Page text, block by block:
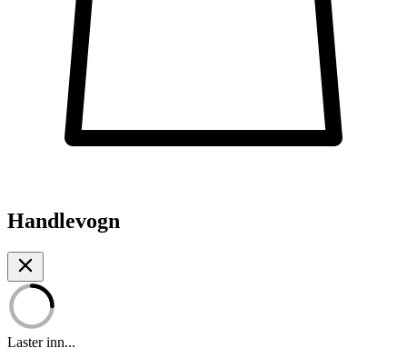
Handlevogn
Laster inn...